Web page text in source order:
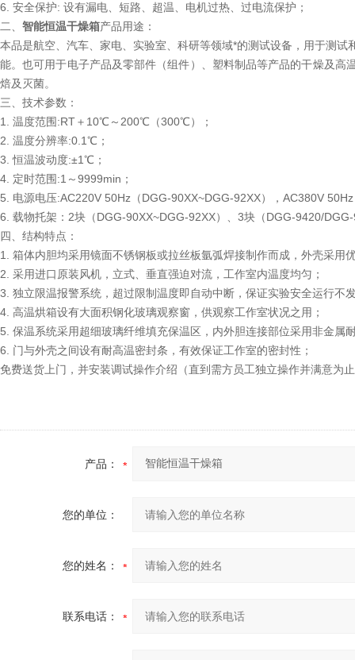
6. 安全保护: 设有漏电、短路、超温、电机过热、过电流保护；
二、 智能恒温干燥箱产品用途：
本品是航空、汽车、家电、实验室、科研等领域*的测试设备，用于测
能。也可用于电子产品及零部件（组件）、塑料制品等产品的干燥及
焙及灭菌。
三、技术参数：
1. 温度范围:RT＋10℃～200℃（300℃）；
2. 温度分辨率:0.1℃；
3. 恒温波动度:±1℃；
4. 定时范围:1～9999min；
5. 电源电压:AC220V 50Hz（DGG-90XX~DGG-92XX），AC380V
6. 载物托架：2块（DGG-90XX~DGG-92XX）、3块（DGG-9420/
四、结构特点：
1. 箱体内胆均采用镜面不锈钢板或拉丝板氩弧焊接制作而成，外壳采用
2. 采用进口原装风机，立式、垂直强迫对流，工作室内温度均匀；
3. 独立限温报警系统，超过限制温度即自动中断，保证实验安全运行不
4. 高温烘箱设有大面积钢化玻璃观察窗，供观察工作室状况之用；
5. 保温系统采用超细玻璃纤维填充保温区，内外胆连接部位采用非金属
6. 门与外壳之间设有耐高温密封条，有效保证工作室的密封性；
免费送货上门，并安装调试操作介绍（直到需方员工独立操作并满意为
产品：
您的单位：
您的姓名：
联系电话：